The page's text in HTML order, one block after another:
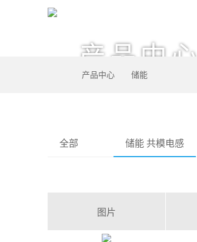
产品中心
产品中心 储能
全部 储能 共模电感
图片